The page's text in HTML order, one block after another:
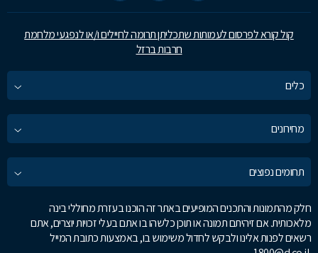
קול קורא לפרסום לעמותות שתכליתן תרומה לחיילים ו/או לנפגעי מלחמת
חרבות ברזל
כלים
מחירונים
תחומים נפוצים
חלק מהתמונות והתכנים המופיעים באתר זה הוכנו בעזרת מחוללי בינה
מלאכותית. אם זיהיתם תמונה או תוכן כלשהו בו אתם בעלי זכויות יוצרים, אתם
רשאים לפנות אלינו ולבקש לחדול משימוש בו, באמצעות כתובת המייל